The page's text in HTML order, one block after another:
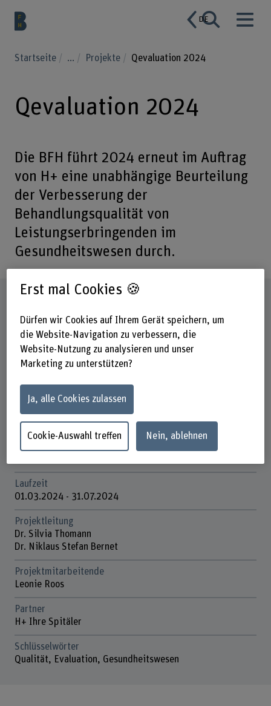
DE
Startseite ... Projekte Qevaluation 2024
Qevaluation 2024
Die BFH führt 2024 erneut im Auftrag
von H+ eine unabhängige Beurteilung
der Verbesserung der
Behandlungsqualität von
Leistungserbringenden im
Gesundheitswesen durch.
Steckbrief
Beteiligte Departemente
Gesundheit
Pflege
Innovationsfeld Qualität im Gesundheitswesen
Förderorganisation
Laufzeit
01.03.2024 - 31.07.2024
Projektleitung
Dr. Silvia Thomann
Dr. Niklaus Stefan Bernet
Projektmitarbeitende
Leonie Roos
Partner
H+ Ihre Spitäler
Schlüsselwörter
Qualität, Evaluation, Gesundheitswesen
Erst mal Cookies 🍪
Dürfen wir Cookies auf Ihrem Gerät speichern, um
die Website-Navigation zu verbessern, die
Website-Nutzung zu analysieren und unser
Marketing zu unterstützen?
Ja, alle Cookies zulassen
Cookie-Auswahl treffen Nein, ablehnen